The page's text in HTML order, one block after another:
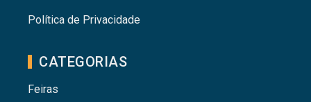
Política de Privacidade
CATEGORIAS
Feiras